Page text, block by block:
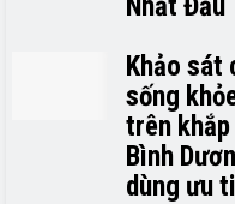
Khảo sát
sống
trên
Bình
dùng ưu